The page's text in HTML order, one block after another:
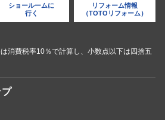
ショールームに
行く
リフォーム情報
（TOTOリフォーム）
消費税率10％で計算し、小数点以下は四捨五
プ